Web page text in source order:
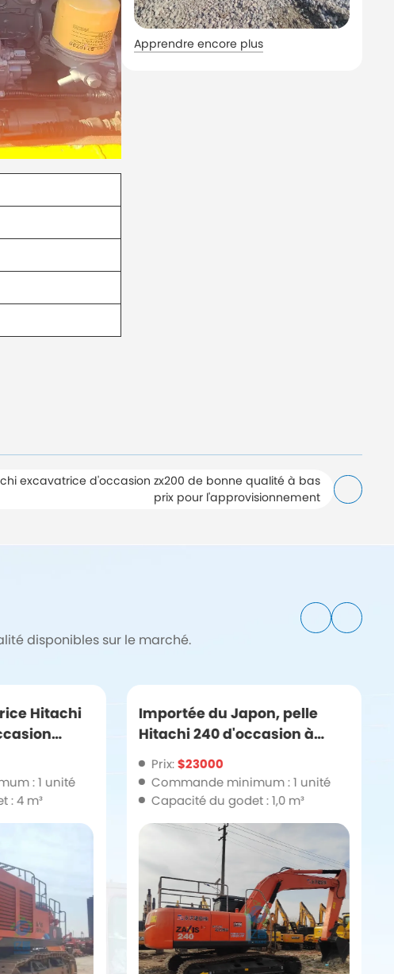
Apprendre encore plus
excavatrice d'occasion zx200 de bonne qualité à bas
prix pour l'approvisionnement
disponibles sur le marché.
Hitachi
: 1 unité
: 4 m³
Importée du Japon, pelle
Hitachi 240 d'occasion à
vendre
Prix:$23000
Commande minimum : 1 unité
Capacité du godet : 1,0 m³